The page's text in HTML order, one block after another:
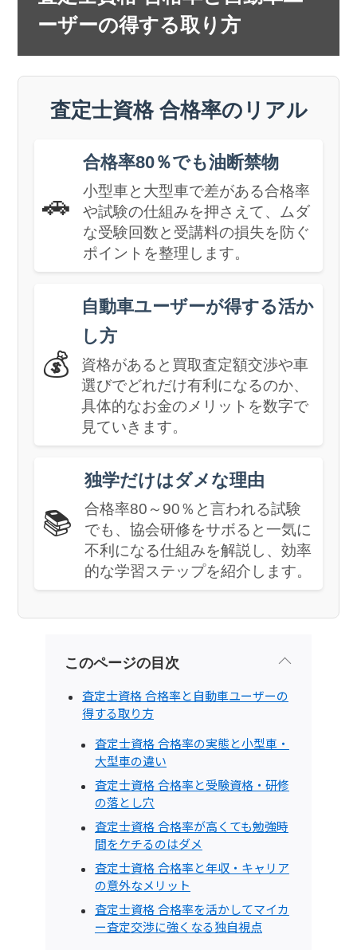
ーザーの得する取り方
査定士資格 合格率のリアル
🚗
合格率80％でも油断禁物
小型車と大型車で差がある合格率
や試験の仕組みを押さえて、ムダ
な受験回数と受講料の損失を防ぐ
ポイントを整理します。
💰
自動車ユーザーが得する活か
し方
資格があると買取査定額交渉や車
選びでどれだけ有利になるのか、
具体的なお金のメリットを数字で
見ていきます。
📚
独学だけはダメな理由
合格率80～90％と言われる試験
でも、協会研修をサボると一気に
不利になる仕組みを解説し、効率
的な学習ステップを紹介します。
このページの目次
査定士資格 合格率と自動車ユーザーの
得する取り方
査定士資格 合格率の実態と小型車・
大型車の違い
査定士資格 合格率と受験資格・研修
の落とし穴
査定士資格 合格率が高くても勉強時
間をケチるのはダメ
査定士資格 合格率と年収・キャリア
の意外なメリット
査定士資格 合格率を活かしてマイカ
ー査定交渉に強くなる独自視点